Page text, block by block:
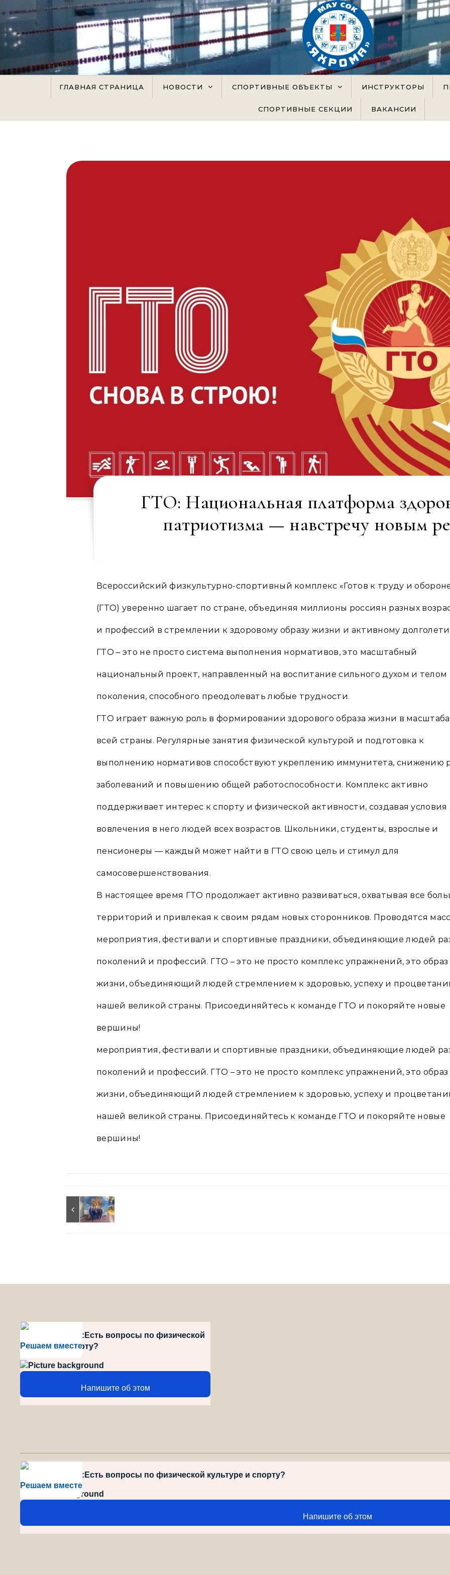
Перейти к содержимому
ГЛАВНАЯ СТРАНИЦА НОВОСТИ СПОРТИВНЫЕ ОБЪЕКТЫ ИНСТРУКТОРЫ
СПОРТИВНЫЕ СЕКЦИИ ВАКАНСИИ
ГТО: Национальная платформа
патриотизма — навстречу новым
Всероссийский физкультурно-спортивный комплекс «Готов к труду и
(ГТО) уверенно шагает по стране, объединяя миллионы россиян разных
и профессий в стремлении к здоровому образу жизни и активному
ГТО – это не просто система выполнения нормативов, это масштабный
национальный проект, направленный на воспитание сильного духом и телом
поколения, способного преодолевать любые трудности.
ГТО играет важную роль в формировании здорового образа жизни в
всей страны. Регулярные занятия физической культурой и подготовка к
выполнению нормативов способствуют укреплению иммунитета, снижению
заболеваний и повышению общей работоспособности. Комплекс активно
поддерживает интерес к спорту и физической активности, создавая условия
вовлечения в него людей всех возрастов. Школьники, студенты, взрослые и
пенсионеры — каждый может найти в ГТО свою цель и стимул для
самосовершенствования.
В настоящее время ГТО продолжает активно развиваться, охватывая все
территорий и привлекая к своим рядам новых сторонников. Проводятся
мероприятия, фестивали и спортивные праздники, объединяющие людей
поколений и профессий. ГТО – это не просто комплекс упражнений, это образ
жизни, объединяющий людей стремлением к здоровью, успеху и
нашей великой страны. Присоединяйтесь к команде ГТО и покоряйте новые
вершины!
мероприятия, фестивали и спортивные праздники, объединяющие людей
поколений и профессий. ГТО – это не просто комплекс упражнений, это образ
жизни, объединяющий людей стремлением к здоровью, успеху и
нашей великой страны. Присоединяйтесь к команде ГТО и покоряйте новые
вершины!
Решаем вместе
style="position":Есть вопросы по физической
культуре и спорту?
Напишите об этом
Решаем вместе
style="position":Есть вопросы по физической культуре и спорту?
Напишите об этом